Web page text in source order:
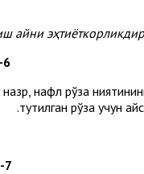
6-ФАТВО
нафл рўза
тутилган рўза учун
7-ФАТВО